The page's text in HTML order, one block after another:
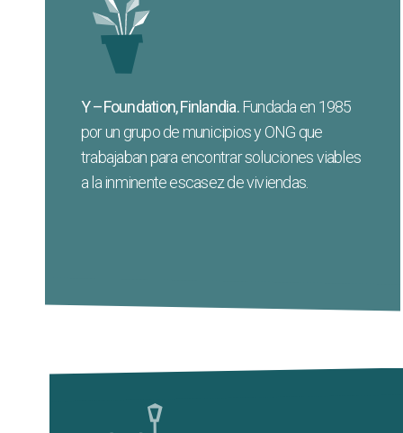
Y –Foundation, Finlandia.Fundada en 1985
por un grupo de municipios y ONG que
trabajaban para encontrar soluciones viables
a la inminente escasez de viviendas.
La Y-Foundation ha sido uno de los principales
defensores y desarrolladores del modelo
, proporcionando
gobiernos como la coordinación de las ONG y
municipios.
más de 50